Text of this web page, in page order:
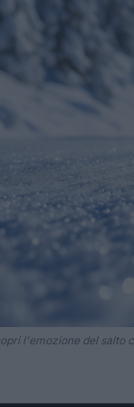
l'emozione del salto